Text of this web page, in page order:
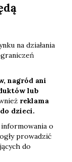
na działania
nagród ani
lub
reklama
dzieci.
o
prowadzić
do